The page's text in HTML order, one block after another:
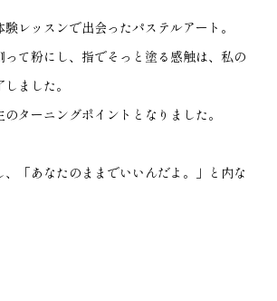
レッスンで出会ったパステルアート。
て粉にし、指でそっと塗る感触は、私の
ました。
ターニングポイントとなりました。
、「あなたのままでいいんだよ。」と内な
経験があるからこそ、アートには心を整